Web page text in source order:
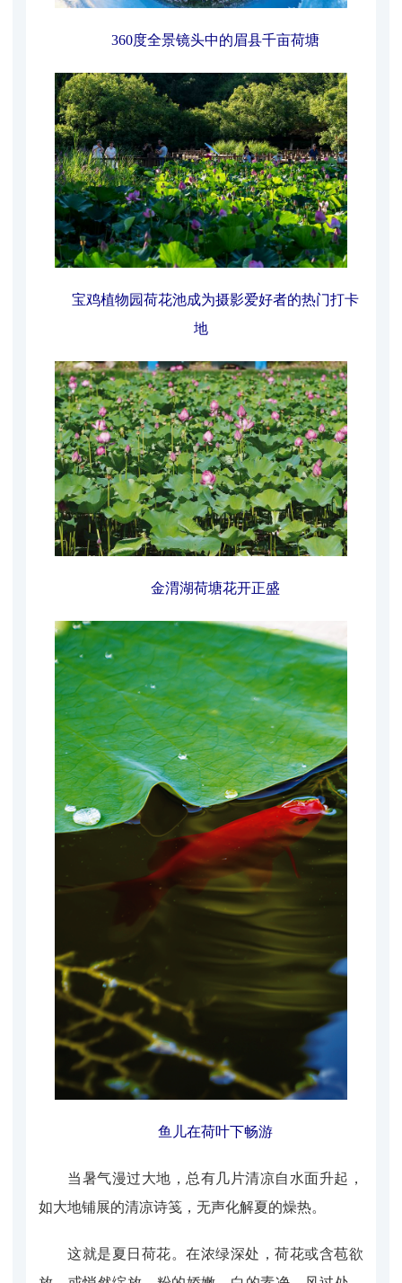
360度全景镜头中的眉县千亩荷塘
宝鸡植物园荷花池成为摄影爱好者的热门打卡
地
金渭湖荷塘花开正盛
鱼儿在荷叶下畅游
当暑气漫过大地，总有几片清凉自水面升起，
如大地铺展的清凉诗笺，无声化解夏的燥热。
这就是夏日荷花。在浓绿深处，荷花或含苞欲